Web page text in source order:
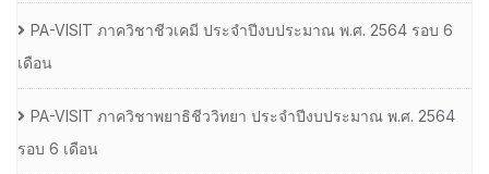
PA-VISIT ภาควิชาชีวเคมี ประจำปีงบประมาณ พ.ศ. 2564 รอบ 6
เดือน
PA-VISIT ภาควิชาพยาธิชีววิทยา ประจำปีงบประมาณ พ.ศ. 2564
รอบ 6 เดือน